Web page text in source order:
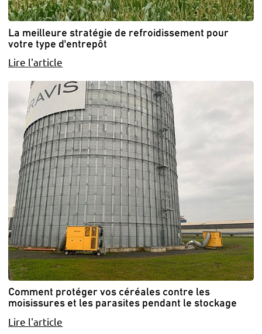
La meilleure stratégie de refroidissement pour
votre type d'entrepôt
Lire l'article
Comment protéger vos céréales contre les
moisissures et les parasites pendant le stockage
Lire l'article